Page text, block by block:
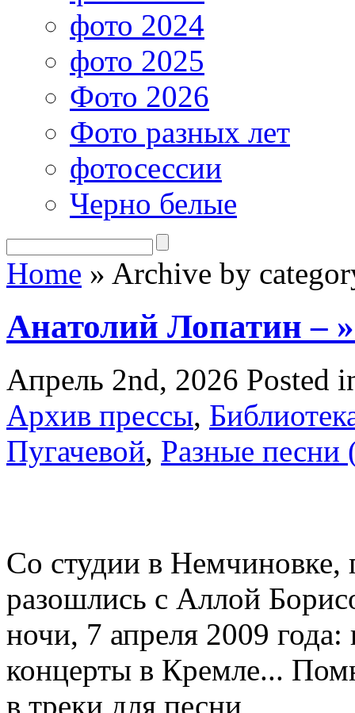
фото 2024
фото 2025
Фото 2026
Фото разных лет
фотосессии
Черно белые
Home » Archive by
Анатолий Лопатин –
Апрель 2nd, 2026 Posted
Архив прессы,
Пугачевой, Разные песни
Со студии в Немчиновке,
разошлись с Аллой
ночи, 7 апреля 2009
концерты в Кремле...
в треки для песни